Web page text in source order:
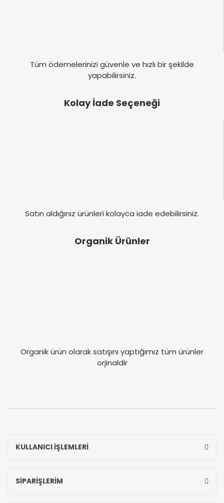
Tüm ödemelerinizi güvenle ve hızlı bir şekilde
yapabilirsiniz.
Kolay İade Seçeneği
Satın aldığınız ürünleri kolayca iade edebilirsiniz.
Organik Ürünler
Organik ürün olarak satışını yaptığımız tüm ürünler
orjinaldir
KULLANICI İŞLEMLERİ
SİPARİŞLERİM